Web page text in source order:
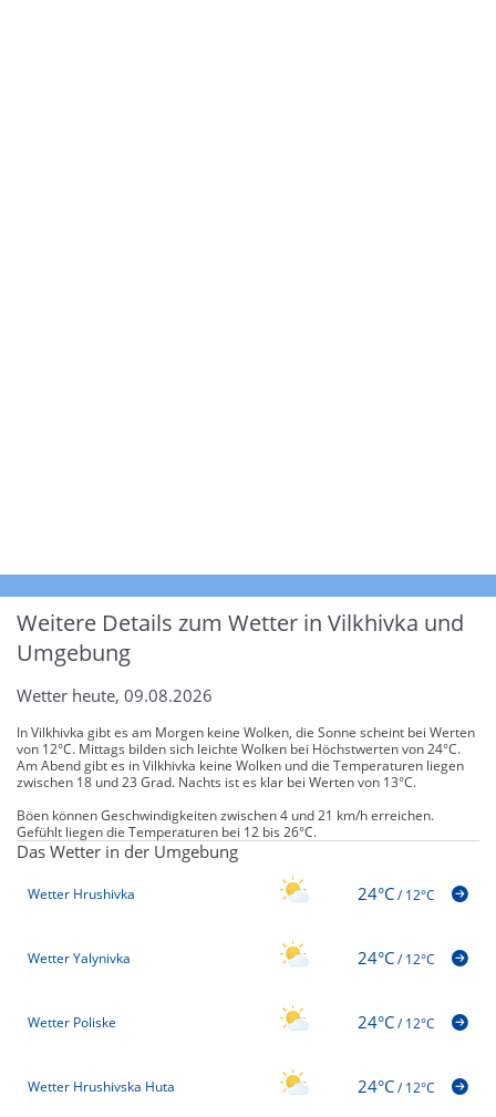
Weitere Details zum Wetter in Vilkhivka und
Umgebung
Wetter heute, 09.08.2026
In Vilkhivka gibt es am Morgen keine Wolken, die Sonne scheint bei Werten
von 12°C. Mittags bilden sich leichte Wolken bei Höchstwerten von 24°C.
Am Abend gibt es in Vilkhivka keine Wolken und die Temperaturen liegen
zwischen 18 und 23 Grad. Nachts ist es klar bei Werten von 13°C.
Böen können Geschwindigkeiten zwischen 4 und 21 km/h erreichen.
Gefühlt liegen die Temperaturen bei 12 bis 26°C.
Das Wetter in der Umgebung
Wetter Hrushivka 24°C/12°C
Wetter Yalynivka 24°C/12°C
Wetter Poliske 24°C/12°C
Wetter Hrushivska Huta 24°C/12°C